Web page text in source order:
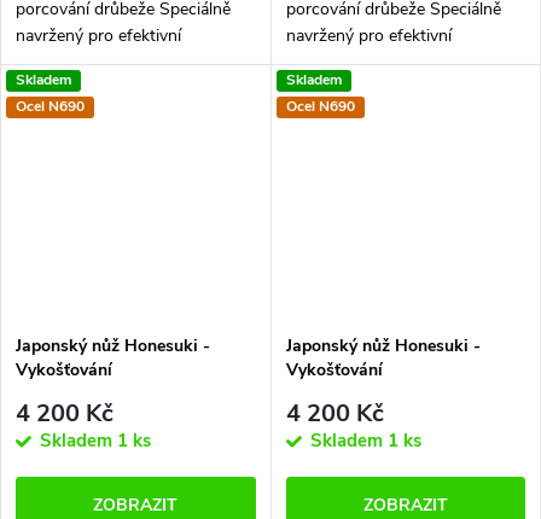
porcování drůbeže Speciálně
navržený pro efektivní
oddělování masa od kostí. Jeho
tenká čepel a ostrý hrot
umožňují přesné a snadné
porcování drůbeže Speciálně
navržený pro efektivní
oddělování masa od kostí. Jeho
tenká čepel a ostrý hrot
umožňují přesné a snadné
Skladem
Ocel N690
Japonský nůž Honesuki -
Vykošťování
4 200 Kč
Skladem 1 ks
ZOBRAZIT
Skladem
Ocel N690
Japonský nůž Honesuki -
Vykošťování
4 200 Kč
Skladem 1 ks
ZOBRAZIT